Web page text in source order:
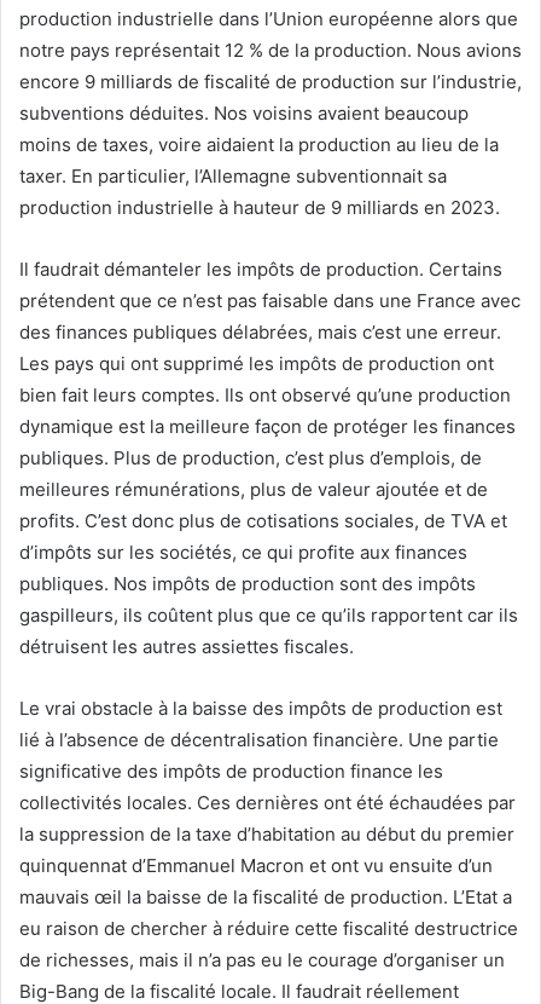
production industrielle dans l’Union européenne alors que
notre pays représentait 12 % de la production. Nous avions
encore 9 milliards de fiscalité de production sur l’industrie,
subventions déduites. Nos voisins avaient beaucoup
moins de taxes, voire aidaient la production au lieu de la
taxer. En particulier, l’Allemagne subventionnait sa
production industrielle à hauteur de 9 milliards en 2023.
Il faudrait démanteler les impôts de production. Certains
prétendent que ce n’est pas faisable dans une France avec
des finances publiques délabrées, mais c’est une erreur.
Les pays qui ont supprimé les impôts de production ont
bien fait leurs comptes. Ils ont observé qu’une production
dynamique est la meilleure façon de protéger les finances
publiques. Plus de production, c’est plus d’emplois, de
meilleures rémunérations, plus de valeur ajoutée et de
profits. C’est donc plus de cotisations sociales, de TVA et
d’impôts sur les sociétés, ce qui profite aux finances
publiques. Nos impôts de production sont des impôts
gaspilleurs, ils coûtent plus que ce qu’ils rapportent car ils
détruisent les autres assiettes fiscales.
Le vrai obstacle à la baisse des impôts de production est
lié à l’absence de décentralisation financière. Une partie
significative des impôts de production finance les
collectivités locales. Ces dernières ont été échaudées par
la suppression de la taxe d’habitation au début du premier
quinquennat d’Emmanuel Macron et ont vu ensuite d’un
mauvais œil la baisse de la fiscalité de production. L’Etat a
eu raison de chercher à réduire cette fiscalité destructrice
de richesses, mais il n’a pas eu le courage d’organiser un
Big-Bang de la fiscalité locale. Il faudrait réellement